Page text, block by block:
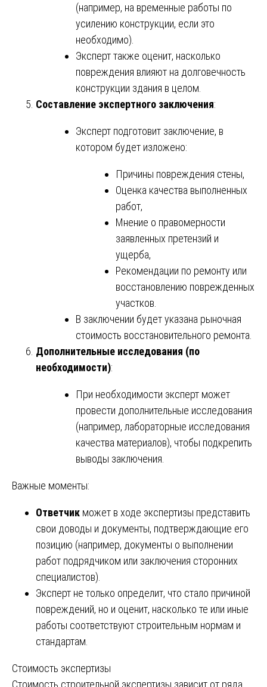
(например, на временные работы по
усилению конструкции, если это
необходимо).
Эксперт также оценит, насколько
повреждения влияют на долговечность
конструкции здания в целом.
Составление экспертного заключения:
Эксперт подготовит заключение, в
котором будет изложено:
Причины повреждения стены,
Оценка качества выполненных
работ,
Мнение о правомерности
заявленных претензий и
ущерба,
Рекомендации по ремонту или
восстановлению поврежденных
участков.
В заключении будет указана рыночная
стоимость восстановительного ремонта.
Дополнительные исследования (по
необходимости):
При необходимости эксперт может
провести дополнительные исследования
(например, лабораторные исследования
качества материалов), чтобы подкрепить
выводы заключения.
Важные моменты:
Ответчик может в ходе экспертизы представить
свои доводы и документы, подтверждающие его
позицию (например, документы о выполнении
работ подрядчиком или заключения сторонних
специалистов).
Эксперт не только определит, что стало причиной
повреждений, но и оценит, насколько те или иные
работы соответствуют строительным нормам и
стандартам.
Стоимость экспертизы
Стоимость строительной экспертизы зависит от ряда